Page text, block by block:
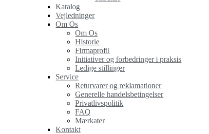
Katalog
Vejledninger
Om Os
Om Os
Historie
Firmaprofil
Initiativer og forbedringer i praksis
Ledige stillinger
Service
Returvarer og reklamationer
Generelle handelsbetingelser
Privatlivspolitik
FAQ
Mærkater
Kontakt